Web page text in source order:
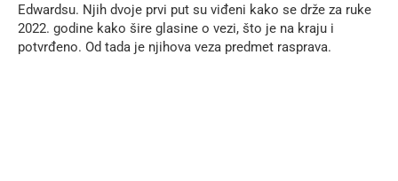
Edwardsu. Njih dvoje prvi put su viđeni kako se drže za ruke
2022. godine kako šire glasine o vezi, što je na kraju i
potvrđeno. Od tada je njihova veza predmet rasprava.